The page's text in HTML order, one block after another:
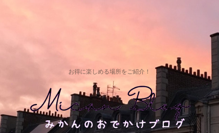
お得に楽しめる場所をご紹介！